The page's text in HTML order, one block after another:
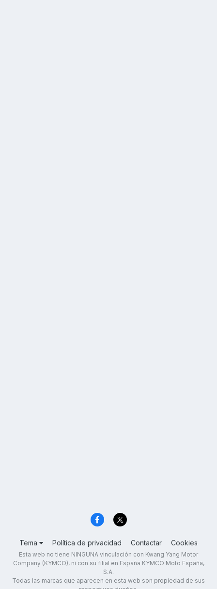
Tema Política de privacidad Contactar Cookies
Esta web no tiene NINGUNA vinculación con Kwang Yang Motor
Company (KYMCO), ni con su filial en España KYMCO Moto España,
S.A.
Todas las marcas que aparecen en esta web son propiedad de sus